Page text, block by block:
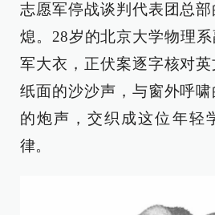
志愿军停战谈判代表团总
熄。28岁的北京大学物理
军大衣，正伏案逐字核对
纸面的沙沙声，与窗外呼
的炮声，交织成这位年轻
律。